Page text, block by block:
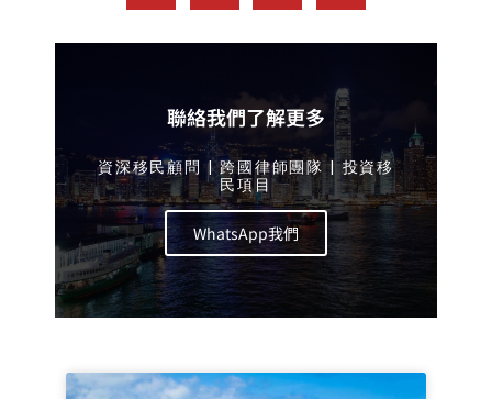
聯絡我們了解更多
資深移民顧問 | 跨國律師團隊 | 投資移
民項目
WhatsApp我們